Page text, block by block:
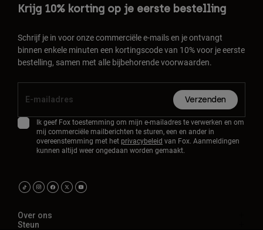
Krijg 10% korting op je eerste bestelling
Schrijf je in voor onze commerciële e-mails en je ontvangt
binnen enkele minuten een kortingscode van 10% voor je eerste
bestelling, samen met alle bijbehorende voorwaarden.
Verzenden
Ik geef Fox toestemming om mijn e-mailadres te verwerken en om
mij commerciële mailberichten te sturen, een en ander in
overeenstemming met het privacybeleid van Fox. Aanmeldingen
kunnen altijd weer ongedaan worden gemaakt.
Over ons
Steun